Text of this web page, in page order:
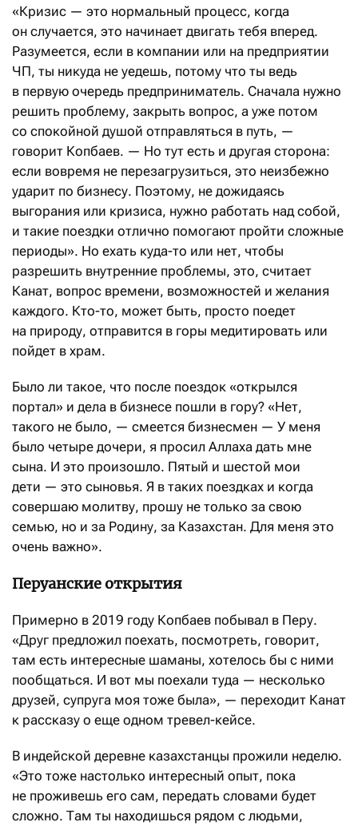
«Кризис — это нормальный процесс, когда
он случается, это начинает двигать тебя вперед.
Разумеется, если в компании или на предприятии
ЧП, ты никуда не уедешь, потому что ты ведь
в первую очередь предприниматель. Сначала нужно
решить проблему, закрыть вопрос, а уже потом
со спокойной душой отправляться в путь, —
говорит Копбаев. — Но тут есть и другая сторона:
если вовремя не перезагрузиться, это неизбежно
ударит по бизнесу. Поэтому, не дожидаясь
выгорания или кризиса, нужно работать над собой,
и такие поездки отлично помогают пройти сложные
периоды». Но ехать куда-то или нет, чтобы
разрешить внутренние проблемы, это, считает
Канат, вопрос времени, возможностей и желания
каждого. Кто-то, может быть, просто поедет
на природу, отправится в горы медитировать или
пойдет в храм.
Было ли такое, что после поездок «открылся
портал» и дела в бизнесе пошли в гору? «Нет,
такого не было, — смеется бизнесмен — У меня
было четыре дочери, я просил Аллаха дать мне
сына. И это произошло. Пятый и шестой мои
дети — это сыновья. Я в таких поездках и когда
совершаю молитву, прошу не только за свою
семью, но и за Родину, за Казахстан. Для меня это
очень важно».
Перуанские открытия
Примерно в 2019 году Копбаев побывал в Перу.
«Друг предложил поехать, посмотреть, говорит,
там есть интересные шаманы, хотелось бы с ними
пообщаться. И вот мы поехали туда — несколько
друзей, супруга моя тоже была», — переходит Канат
к рассказу о еще одном тревел-кейсе.
В индейской деревне казахстанцы прожили неделю.
«Это тоже настолько интересный опыт, пока
не проживешь его сам, передать словами будет
сложно. Там ты находишься рядом с людьми,